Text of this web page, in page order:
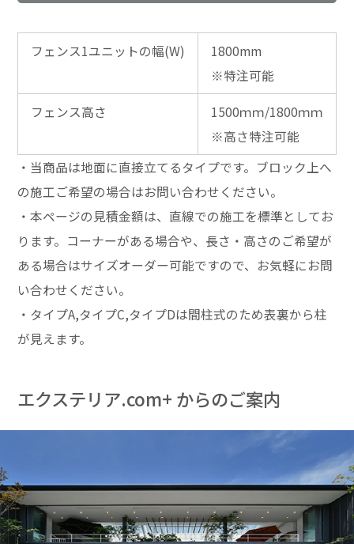
フェンス1ユニットの幅(W)
1800mm
※特注可能
フェンス高さ
1500ｍｍ/1800ｍｍ
※高さ特注可能
・当商品は地面に直接立てるタイプです。ブロック上へ
の施工ご希望の場合はお問い合わせください。
・本ページの見積金額は、直線での施工を標準としてお
ります。コーナーがある場合や、長さ・高さのご希望が
ある場合はサイズオーダー可能ですので、お気軽にお問
い合わせください。
・タイプA,タイプC,タイプDは間柱式のため表裏から柱
が見えます。
エクステリア.com+ からのご案内